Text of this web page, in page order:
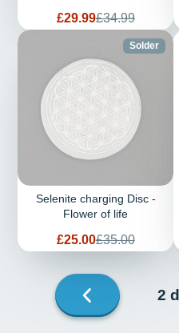
Prix
de
£29.99Prix
habituel
£34.99
Solder
Selenite charging Disc -
Flower of life
Prix
de
£25.00Prix
habituel
£35.00
Page
précédente
2